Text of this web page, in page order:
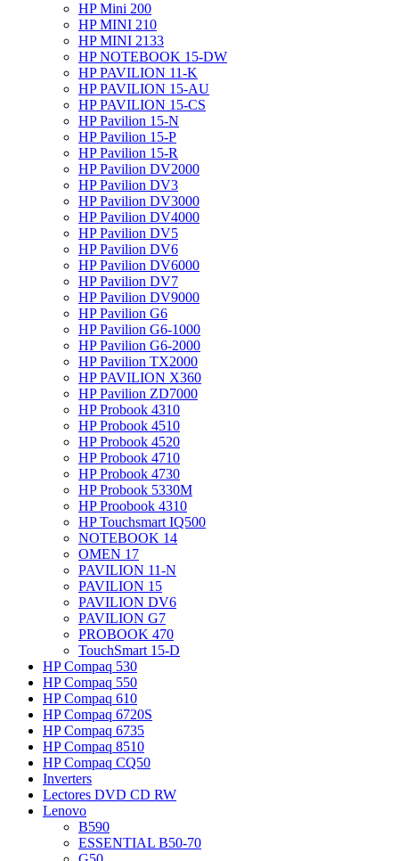
HP Mini 200
HP MINI 210
HP MINI 2133
HP NOTEBOOK 15-DW
HP PAVILION 11-K
HP PAVILION 15-AU
HP PAVILION 15-CS
HP Pavilion 15-N
HP Pavilion 15-P
HP Pavilion 15-R
HP Pavilion DV2000
HP Pavilion DV3
HP Pavilion DV3000
HP Pavilion DV4000
HP Pavilion DV5
HP Pavilion DV6
HP Pavilion DV6000
HP Pavilion DV7
HP Pavilion DV9000
HP Pavilion G6
HP Pavilion G6-1000
HP Pavilion G6-2000
HP Pavilion TX2000
HP PAVILION X360
HP Pavilion ZD7000
HP Probook 4310
HP Probook 4510
HP Probook 4520
HP Probook 4710
HP Probook 4730
HP Probook 5330M
HP Proobook 4310
HP Touchsmart IQ500
NOTEBOOK 14
OMEN 17
PAVILION 11-N
PAVILION 15
PAVILION DV6
PAVILION G7
PROBOOK 470
TouchSmart 15-D
HP Compaq 530
HP Compaq 550
HP Compaq 610
HP Compaq 6720S
HP Compaq 6735
HP Compaq 8510
HP Compaq CQ50
Inverters
Lectores DVD CD RW
Lenovo
B590
ESSENTIAL B50-70